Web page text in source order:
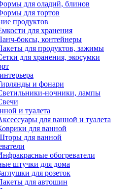
для оладий, блинов
для тортов
продуктов
для хранения
боксы, контейнеры
для продуктов, зажимы
для хранения, экосумки
и фонари
ночники, лампы
и туалета
для ванной и туалета
для ванной
для ванной
обогреватели
штучки для дома
для розеток
для автошин